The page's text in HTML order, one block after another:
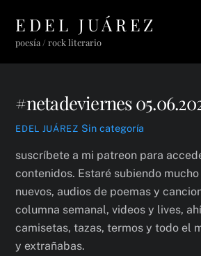
content
EDEL JUÁREZ
poesía / rock literario
#netadeviernes
EDEL JUÁREZ Sin categoría
suscríbete a mi patreon para
contenidos. Estaré subiendo
nuevos, audios de poemas y
columna semanal, videos y lives,
camisetas, tazas, termos y todo el
y extrañabas.